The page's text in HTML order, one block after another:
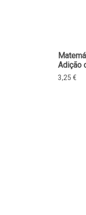
Adição
3,25 €